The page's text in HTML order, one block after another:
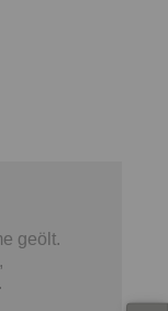
geölt.